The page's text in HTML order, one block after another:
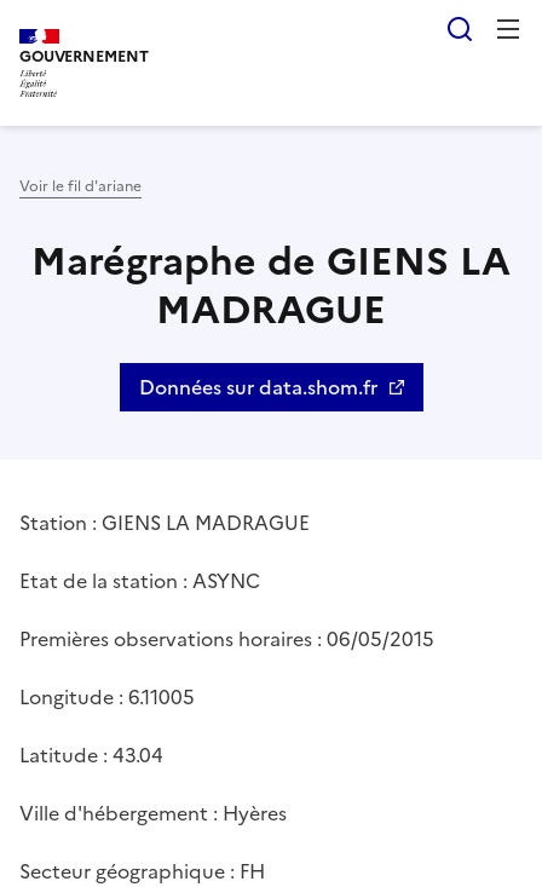
au
contenu
principal
GOUVERNEMENT
Voir le fil d'ariane
Marégraphe de GIENS LA
MADRAGUE
Données sur data.shom.fr
Station : GIENS LA MADRAGUE
Etat de la station : ASYNC
Premières observations horaires : 06/05/2015
Longitude : 6.11005
Latitude : 43.04
Ville d'hébergement : Hyères
Secteur géographique : FH